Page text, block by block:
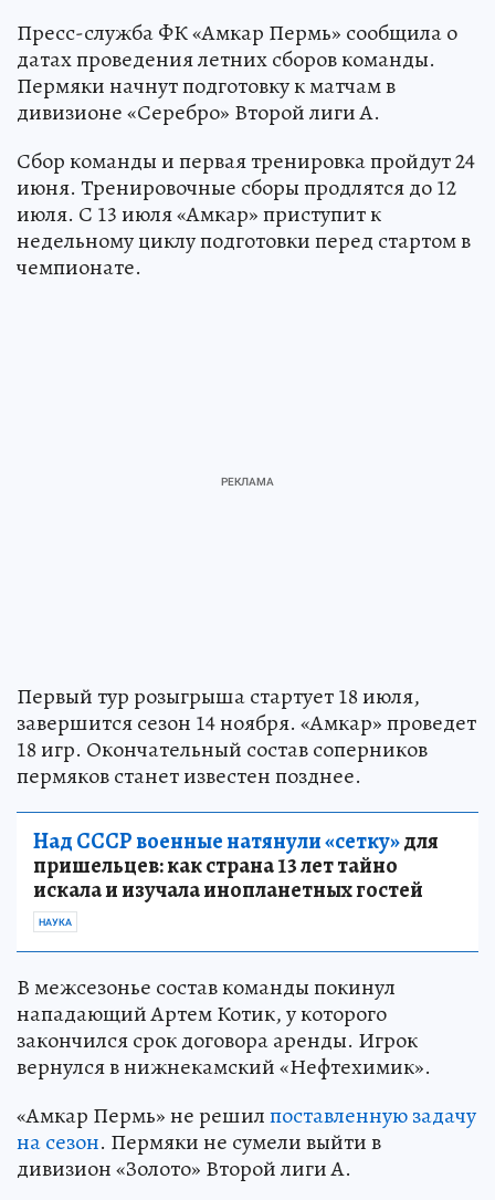
Пресс-служба ФК «Амкар Пермь» сообщила о
датах проведения летних сборов команды.
Пермяки начнут подготовку к матчам в
дивизионе «Серебро» Второй лиги А.
Сбор команды и первая тренировка пройдут 24
июня. Тренировочные сборы продлятся до 12
июля. С 13 июля «Амкар» приступит к
недельному циклу подготовки перед стартом в
чемпионате.
Первый тур розыгрыша стартует 18 июля,
завершится сезон 14 ноября. «Амкар» проведет
18 игр. Окончательный состав соперников
пермяков станет известен позднее.
Над СССР военные натянули «сетку»для
пришельцев: как страна 13 лет тайно
искала и изучала инопланетных гостей
НАУКА
В межсезонье состав команды покинул
нападающий Артем Котик, у которого
закончился срок договора аренды. Игрок
вернулся в нижнекамский «Нефтехимик».
«Амкар Пермь» не решилпоставленную задачу
на сезон. Пермяки не сумели выйти в
дивизион «Золото» Второй лиги А.